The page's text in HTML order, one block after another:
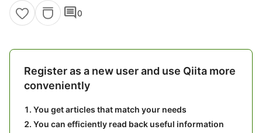
comment0
Register as a new user and use Qiita more
conveniently
You get articles that match your needs
You can efficiently read back useful information